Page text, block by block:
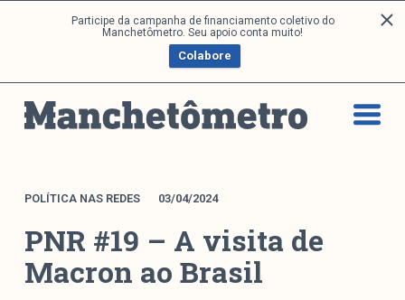
Participe da campanha de financiamento coletivo do
Manchetômetro. Seu apoio conta muito!
Colabore
a
p
Análises
DONI
Boletim M
M Facebook
M Instagram
POLÍTICA NAS REDES 03/04/2024
PNR #19 – A visita de
Macron ao Brasil